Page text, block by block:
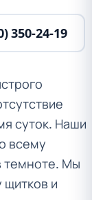
350-24-19
суток. Наши
всему
темноте. Мы
и